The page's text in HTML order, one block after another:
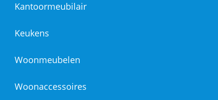
Kantoormeubilair
Keukens
Woonmeubelen
Woonaccessoires